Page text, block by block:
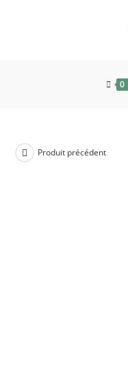
0
Produit précédent